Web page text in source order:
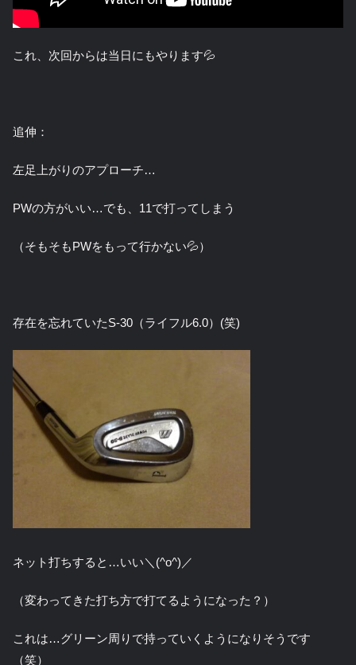
これ、次回からは当日にもやります💦
追伸：
左足上がりのアプローチ…
PWの方がいい…でも、11で打ってしまう
（そもそもPWをもって行かない💦）
存在を忘れていたS-30（ライフル6.0）(笑)
ネット打ちすると…いい＼(^o^)／
（変わってきた打ち方で打てるようになった？）
これは…グリーン周りで持っていくようになりそうです
（笑）